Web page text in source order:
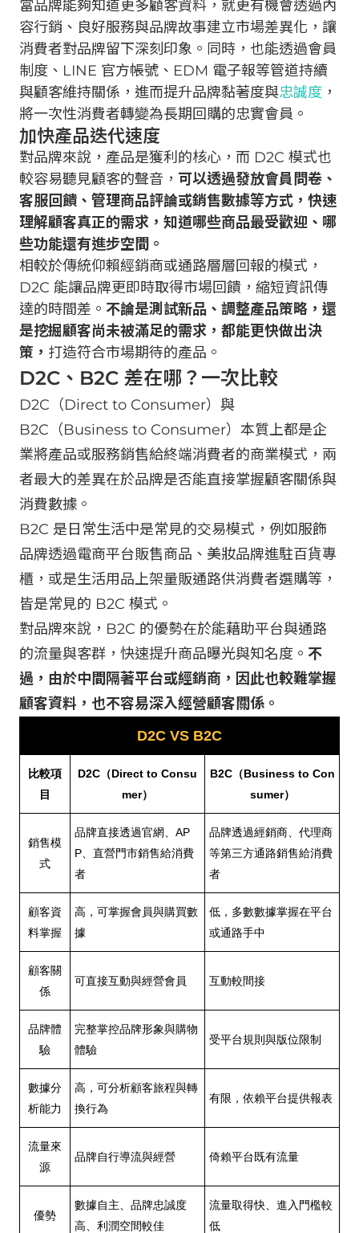
當品牌能夠知道更多顧客資料，就更有機會透過內
容行銷、良好服務與品牌故事建立市場差異化，讓
消費者對品牌留下深刻印象。同時，也能透過會員
制度、LINE 官方帳號、EDM 電子報等管道持續
與顧客維持關係，進而提升品牌黏著度與忠誠度 ，
將一次性消費者轉變為長期回購的忠實會員。
加快產品迭代速度
對品牌來說，產品是獲利的核心，而 D2C 模式也
較容易聽見顧客的聲音， 可以透過發放會員問卷、
客服回饋、管理商品評論或銷售數據等方式，快速
理解顧客真正的需求，知道哪些商品最受歡迎、哪
些功能還有進步空間。
相較於傳統仰賴經銷商或通路層層回報的模式，
D2C 能讓品牌更即時取得市場回饋，縮短資訊傳
達的時間差。 不論是測試新品、調整產品策略，還
是挖掘顧客尚未被滿足的需求，都能更快做出決
策， 打造符合市場期待的產品。
D2C、B2C 差在哪？一次比較
D2C（Direct to Consumer）與
B2C（Business to Consumer）本質上都是企
業將產品或服務銷售給終端消費者的商業模式，兩
者最大的差異在於品牌是否能直接掌握顧客關係與
消費數據。
B2C 是日常生活中是常見的交易模式，例如服飾
品牌透過電商平台販售商品、美妝品牌進駐百貨專
櫃，或是生活用品上架量販通路供消費者選購等，
皆是常見的 B2C 模式。
對品牌來說，B2C 的優勢在於能藉助平台與通路
的流量與客群，快速提升商品曝光與知名度。 不
過，由於中間隔著平台或經銷商，因此也較難掌握
顧客資料，也不容易深入經營顧客關係。
D2C VS B2C
比較項
目
D2C（Direct to Consu
mer）
B2C（Business to Con
sumer）
銷售模
式
品牌直接透過官網、AP
P、直營門市銷售給消費
者
品牌透過經銷商、代理商
等第三方通路銷售給消費
者
顧客資
料掌握
高，可掌握會員與購買數
據
低，多數數據掌握在平台
或通路手中
顧客關
係
可直接互動與經營會員 互動較間接
品牌體
驗
完整掌控品牌形象與購物
體驗
受平台規則與版位限制
數據分
析能力
高，可分析顧客旅程與轉
換行為
有限，依賴平台提供報表
流量來
源
品牌自行導流與經營 倚賴平台既有流量
優勢
數據自主、品牌忠誠度
高、利潤空間較佳
流量取得快、進入門檻較
低